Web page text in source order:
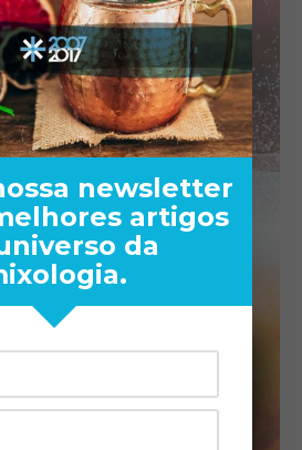
newsletter
artigos
da